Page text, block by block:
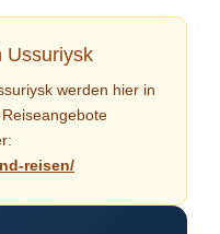
Ussuriysk
werden hier in
reisen/